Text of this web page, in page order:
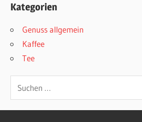
Kategorien
Genuss allgemein
Kaffee
Tee